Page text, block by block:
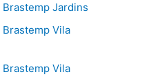
Jardins
Vila
Vila